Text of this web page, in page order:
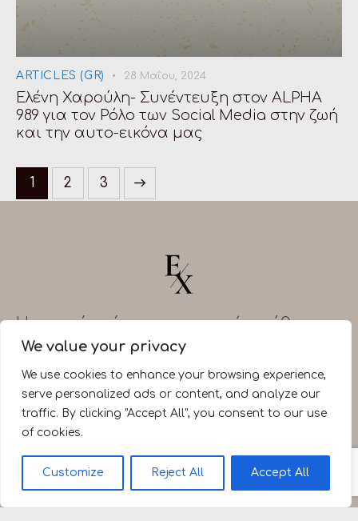
We value your privacy
We use cookies to enhance your browsing experience,
serve personalized ads or content, and analyze our
traffic. By clicking "Accept All", you consent to our use
of cookies.
Customize Reject All Accept All
ARTICLES (GR) 28 Μαΐου, 2024
Ελένη Χαρούλη- Συνέντευξη στον ALPHA
989 για τον Ρόλο των Social Media στην ζωή
και την αυτο-εικόνα μας
1 2 3
H ευτυχία είναι εσωτερική υπόθεση.
Φρόντισε για σένα.
Βιογραφικό Blog (GR) Υλικό Επικοινωνία